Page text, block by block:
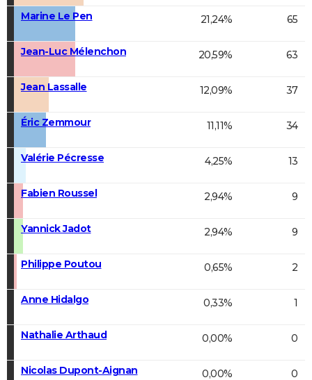
Marine Le Pen 21,24% 65
Jean-Luc Mélenchon 20,59% 63
Jean Lassalle 12,09% 37
Éric Zemmour 11,11% 34
Valérie Pécresse 4,25% 13
Fabien Roussel 2,94% 9
Yannick Jadot 2,94% 9
Philippe Poutou 0,65% 2
Anne Hidalgo 0,33% 1
Nathalie Arthaud 0,00% 0
Nicolas Dupont-Aignan 0,00% 0